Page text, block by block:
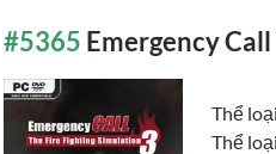
#5365 Emergency
Thể
Thể